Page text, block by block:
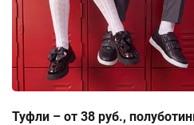
Туфли – от 38 руб.,